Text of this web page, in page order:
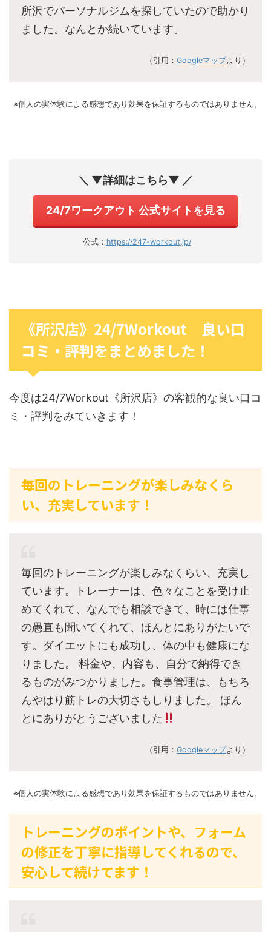
所沢でパーソナルジムを探していたので助かり
ました。なんとか続いています。
（引用： Googleマップより）
※個人の実体験による感想であり効果を保証するものではありません。
＼ ▼詳細はこちら▼ ／
24/7ワークアウト 公式サイトを見る
公式： https://247-workout.jp/
《所沢店》24/7Workout 良い口
コミ・評判をまとめました！
今度は24/7Workout《所沢店》の客観的な良い口コ
ミ・評判をみていきます！
毎回のトレーニングが楽しみなくら
い、充実しています！
毎回のトレーニングが楽しみなくらい、充実し
ています。トレーナーは、色々なことを受け止
めてくれて、なんでも相談できて、時には仕事
の愚直も聞いてくれて、ほんとにありがたいで
す。ダイエットにも成功し、体の中も健康にな
りました。 料金や、内容も、自分で納得でき
るものがみつかりました。食事管理は、もちろ
んやはり筋トレの大切さもしりました。 ほん
とにありがとうございました
（引用： Googleマップより）
※個人の実体験による感想であり効果を保証するものではありません。
トレーニングのポイントや、フォーム
の修正を丁寧に指導してくれるので、
安心して続けてます！